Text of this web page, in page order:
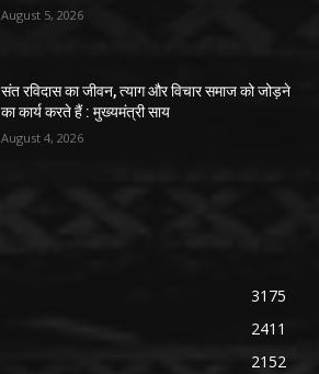
August 5, 2026
संत रविदास का जीवन, त्याग और विचार समाज को जोड़ने
का कार्य करते हैं : मुख्यमंत्री साय
August 4, 2026
3175
2411
2152